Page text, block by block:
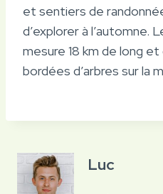
et sentiers de
d’explorer à l’automne.
mesure 18 km de long
bordées d’arbres sur la
Luc